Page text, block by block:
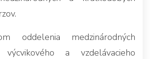
oddelenia medzinárodných
a vzdelávacieho